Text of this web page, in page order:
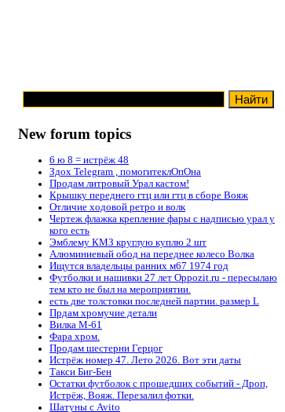
New forum topics
6 ю 8 = истрёж 48
Здох Telegram , помогитеклОпОна
Продам литровый Урал кастом!
Крышку переднего гтц или гтц в сборе Вояж
Отличие ходовой ретро и волк
Чертеж флажка крепление фары с надписью урал у
кого есть
Эмблему КМЗ круглую куплю 2 шт
Алюминиевый обод на переднее колесо Волка
Ищутся владельцы ранних м67 1974 год
Футболки и нашивки 27 лет Oppozit.ru - пересылаю
тем кто не был на мероприятии.
есть две толстовки последней партии. размер L
Прдам хромучие детали
Вилка М-61
Фара хром.
Продам шестерни Герцог
Истрёж номер 47. Лето 2026. Вот эти даты
Такси Биг-Бен
Остатки футболок с прошедших событий - Дроп,
Истрёж, Вояж. Перезалил фотки.
Шатуны с Avito